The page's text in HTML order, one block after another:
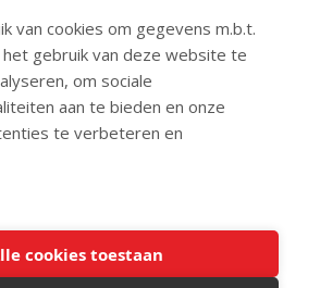
van cookies om gegevens m.b.t.
gebruik van deze website te
om sociale
aan te bieden en onze
te verbeteren en
cookies toestaan
rechten voorbehouden. Op alle artikelen rust
mail naarcontact@maurice.nl.